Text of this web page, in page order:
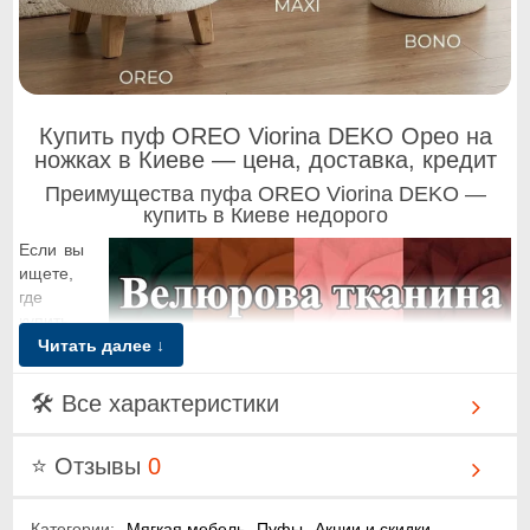
Купить пуф OREO Viorina DEKO Орео на
ножках в Киеве — цена, доставка, кредит
Преимущества пуфа OREO Viorina DEKO —
купить в Киеве недорого
Если вы
ищете,
где
купить
пуф в
Киеве,
который
Читать далее ↓
🛠 Все характеристики
⭐ Отзывы 0